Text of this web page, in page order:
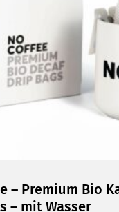
– Premium Bio
– mit Wasser